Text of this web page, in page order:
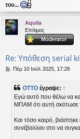
του...
Aquila
Επίτιμος
Re: Υπόθεση serial
Δ
σ
Πέμ 10 Ιούλ 2025, 17:28
OTTO έγραψε: ↑
Εγώ αυτό που θέλω να
ΜΠΑΜ ότι αυτή σκότωσε
Και τόσο καιρό,
συνέβαλλαν στο να